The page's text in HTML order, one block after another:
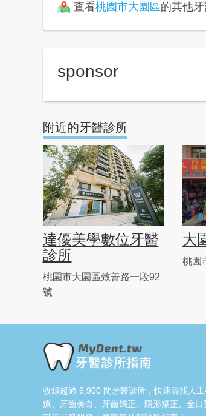
查看桃園市大園區的其他
sponsor
附近的牙醫診所
達優美學數位牙醫
診所
桃園市大園區致善路一段92
號
大
桃園
收錄超過 6,900 間牙醫診所，快速尋找人
療、牙齒美白、牙齒矯正、隱形矯正、全口